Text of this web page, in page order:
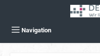
Navigation